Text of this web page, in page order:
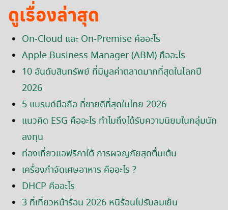
ดูเรื่องล่าสุด
On-Cloud และ On-Premise คืออะไร
Apple Business Manager (ABM) คืออะไร
10 อันดับสินทรัพย์ ที่มีมูลค่าตลาดมากที่สุดในโลกปี
2026
5 แบรนด์มือถือ ที่ขายดีที่สุดในไทย 2026
แนวคิด ESG คืออะไร ทำไมถึงได้รับความนิยมในกลุ่มนัก
ลงทุน
ท่องเที่ยวแอฟริกาใต้ การผจญภัยสุดตื่นเต้น
เครื่องกำจัดเศษอาหาร คืออะไร ?
DHCP คืออะไร
3 ที่เที่ยวหน้าร้อน 2026 หนีร้อนไปรับลมเย็น